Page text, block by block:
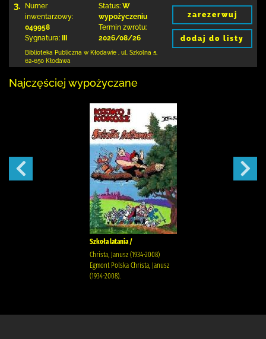
3.
Numer
inwentarzowy:
049958
Sygnatura:
Status: W
wypożyczeniu
Termin zwrotu:
2026/08/26
Biblioteka Publiczna w Kłodawie ul. Szkolna 5
62-650 Kłodawa
zarezerwuj
dodaj do listy
Najczęściej wypożyczane
Szkoła latania /
Christa, Janusz (1934-2008)
Egmont Polska Christa, Janusz
(1934-2008).